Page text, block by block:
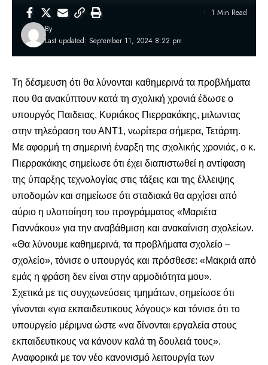
Last updated: September 11, 2024 8:22 pm
By
1 Min Read
Τη δέσμευση ότι θα λύνονται καθημερινά τα προβλήματα
που θα ανακύπτουν κατά τη σχολική χρονιά έδωσε ο
υπουργός Παιδειας, Κυριάκος Πιερρακάκης, μιλωντας
στην τηλεόραση του ΑΝΤ1, νωρίτερα σήμερα, Τετάρτη.
Με αφορμή τη σημερινή έναρξη της σχολικής χρονιάς, ο κ.
Πιερρακάκης σημείωσε ότι έχει διαπιστωθεί η αντίφαση
της ύπαρξης τεχνολογίας στις τάξεις και της έλλειψης
υποδομών και σημείωσε ότι σταδιακά θα αρχίσει από
αύριο η υλοποίηση του προγράμματος «Μαριέτα
Γιαννάκου» για την αναβάθμιση και ανακαίνιση σχολείων.
«Θα λύνουμε καθημερινά, τα προβλήματα σχολείο –
σχολείο», τόνισε ο υπουργός και πρόσθεσε: «Μακριά από
εμάς η φράση δεν είναι στην αρμοδιότητα μου».
Σχετικά με τις συγχωνεύσεις τμημάτων, σημείωσε ότι
γίνονται «για εκπαιδευτικους λόγους» και τόνισε ότι το
υπουργείο μέριμνα ώστε «να δίνονται εργαλεία στους
εκπαιδευτικους να κάνουν καλά τη δουλειά τους».
Αναφορικά με τον νέο κανονισμό λειτουργία των